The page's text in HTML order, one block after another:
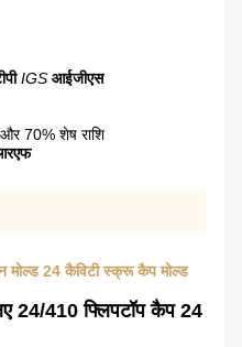
IGS आईजीएस
70% शेष राशि
24 कैविटी स्क्रू कैप मोल्ड
24/410 फ्लिपटॉप कैप 24